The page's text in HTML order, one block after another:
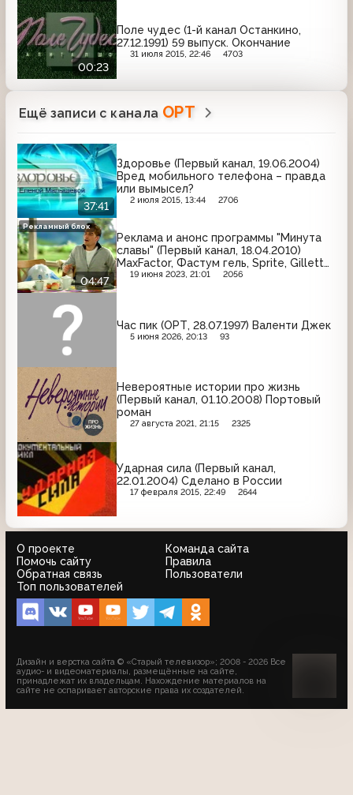
00:23
Поле чудес (1-й канал Останкино,
27.12.1991) 59 выпуск. Окончание
31 июля 2015, 22:46 4703
Ещё записи с канала ОРТ
37:41
Здоровье (Первый канал, 19.06.2004)
Вред мобильного телефона – правда
или вымысел?
2 июля 2015, 13:44 2706
04:47
Реклама и анонс программы "Минута
славы" (Первый канал, 18.04.2010)
MaxFactor, Фастум гель, Sprite, Gillette,
Здрайверы, Лесной бальзам, Ламизил,
19 июня 2023, 21:01 2056
Рекламный блок
Час пик (ОРТ, 28.07.1997) Валенти Джек
5 июня 2026, 20:13 93
Невероятные истории про жизнь
(Первый канал, 01.10.2008) Портовый
роман
27 августа 2021, 21:15 2325
Ударная сила (Первый канал,
22.01.2004) Сделано в России
17 февраля 2015, 22:49 2644
О проекте
Команда сайта
Помочь сайту
Правила
Обратная связь
Пользователи
Топ пользователей
Дизайн и верстка сайта © «Старый телевизор»; 2008 - 2026 Все
аудио- и видеоматериалы, размещённые на сайте,
принадлежат их владельцам. Нахождение материалов на
сайте не оспаривает авторские права их создателей.